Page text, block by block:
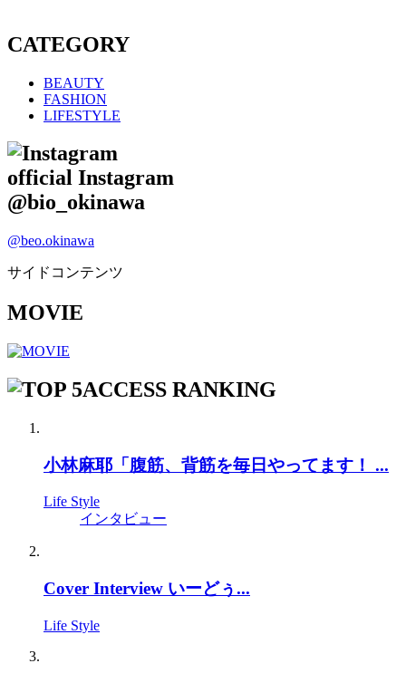
CATEGORY
BEAUTY
FASHION
LIFESTYLE
official Instagram
@bio_okinawa
@beo.okinawa
サイドコンテンツ
MOVIE
ACCESS RANKING
小林麻耶「腹筋、背筋を毎日やってます！ ...
Life Style
インタビュー
Cover Interview いーどぅ...
Life Style